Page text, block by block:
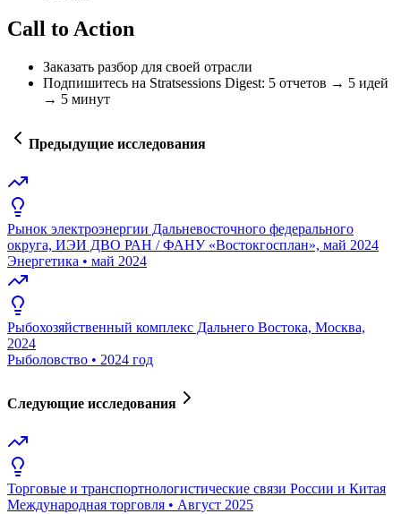
Call to Action
Заказать разбор для своей отрасли
Подпишитесь на Stratsessions Digest: 5 отчетов → 5 идей
→ 5 минут
Предыдущие исследования
Рынок электроэнергии Дальневосточного федерального
округа, ИЭИ ДВО РАН / ФАНУ «Востокгосплан», май 2024
Энергетика • май 2024
Рыбохозяйственный комплекс Дальнего Востока, Москва,
2024
Рыболовство • 2024 год
Следующие исследования
Торговые и транспортнологистические связи России и Китая
Международная торговля • Август 2025